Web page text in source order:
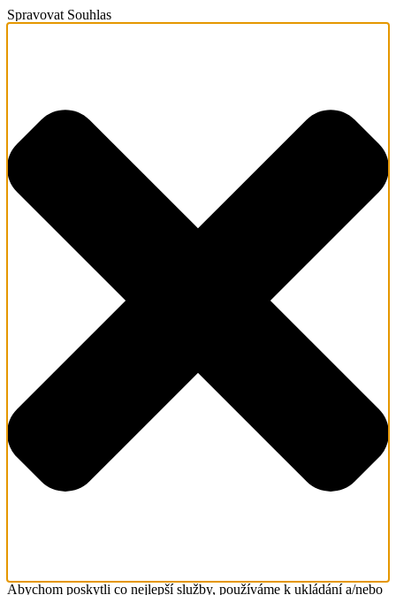
Spravovat Souhlas
Abychom poskytli co nejlepší služby, používáme k ukládání a/nebo